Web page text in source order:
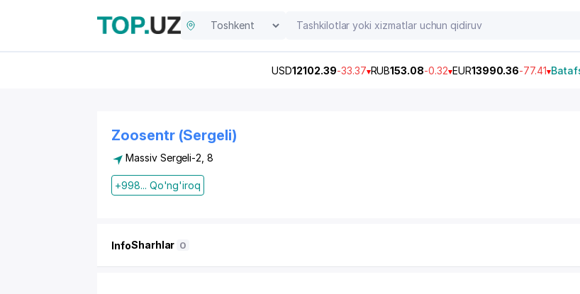
USD12102.39-33.37 RUB153.08-0.32 EUR13990.36-77.41
Zoosentr (Sergeli)
Massiv Sergeli-2, 8​
+998... Qo'ng'iroq
InfoSharhlar 0